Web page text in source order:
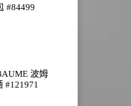
#84499
波姆
#121971